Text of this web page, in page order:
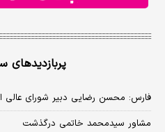
فارس: محسن رضایی دبیر شورای
مشاور سیدمحمد خاتمی درگذشت